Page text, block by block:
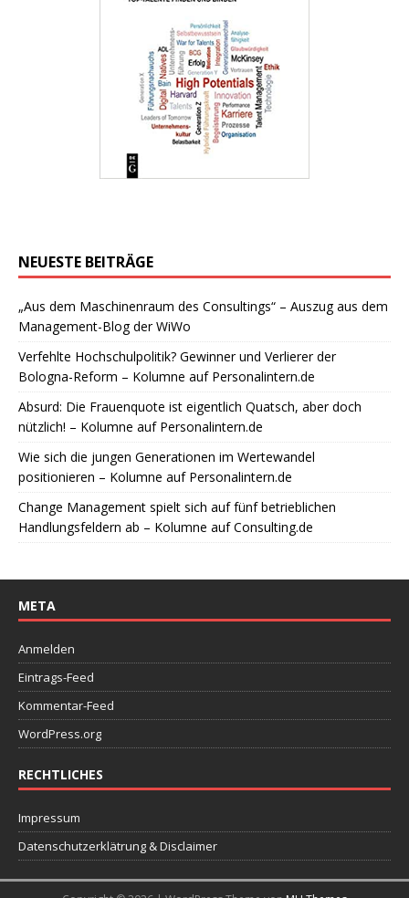
NEUESTE BEITRÄGE
„Aus dem Maschinenraum des Consultings“ – Auszug aus dem
Management-Blog der WiWo
Verfehlte Hochschulpolitik? Gewinner und Verlierer der
Bologna-Reform – Kolumne auf Personalintern.de
Absurd: Die Frauenquote ist eigentlich Quatsch, aber doch
nützlich! – Kolumne auf Personalintern.de
Wie sich die jungen Generationen im Wertewandel
positionieren – Kolumne auf Personalintern.de
Change Management spielt sich auf fünf betrieblichen
Handlungsfeldern ab – Kolumne auf Consulting.de
META
Anmelden
Eintrags-Feed
Kommentar-Feed
WordPress.org
RECHTLICHES
Impressum
Datenschutzerklätrung & Disclaimer